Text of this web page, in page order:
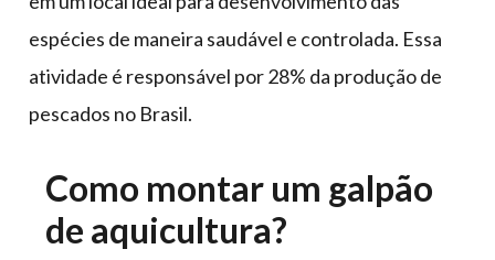
espécies de maneira saudável e controlada. Essa
atividade é responsável por 28% da produção de
pescados no Brasil.
Como montar um galpão
de aquicultura?